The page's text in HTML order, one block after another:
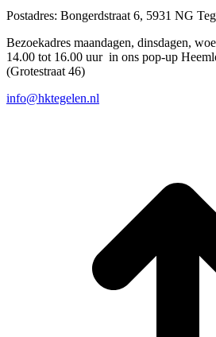
Postadres: Bongerdstraat 6, 5931 NG
Bezoekadres maandagen, dinsdagen,
14.00 tot 16.00 uur in ons pop-up
(Grotestraat 46)
info@hktegelen.nl